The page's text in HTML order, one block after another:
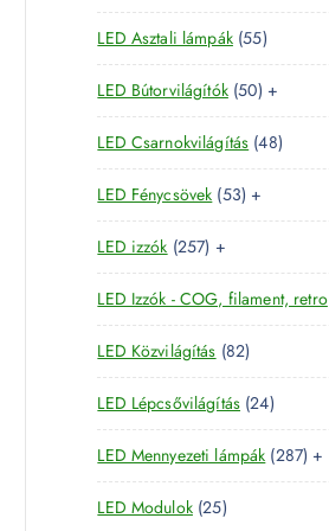
k
m
é
k
t
e
r
m
é
k
3
t
r
é
LED Asztali lámpák 555
5
t
e
r
m
k
LED Bútorvilágítók 505
0
t
e
r
m
k
+
LED Csarnokvilágítás 484
8
e
m
é
k
LED Fénycsövek 535
3
e
r
m
é
k
+
LED izzók 2572
5
7
t
e
r
m
é
k
+
LED Izzók - COG, filament, retro
LED Közvilágítás 828
2
t
e
r
m
LED Lépcsővilágítás 242
4
t
e
LED Mennyezeti lámpák 2872
8
+
LED Modulok 252